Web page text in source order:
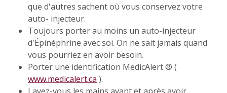
que d'autres sachent où vous conservez votre
auto- injecteur.
Toujours porter au moins un auto-injecteur
d'Épinéphrine avec soi. On ne sait jamais quand
vous pourriez en avoir besoin.
Porter une identification MedicAlert ® (
www.medicalert.ca ).